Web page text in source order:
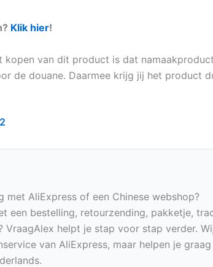
Klik hier!
kopen van dit product is dat
de douane. Daarmee krijg jij het product
met AliExpress of een Chinese webshop?
een bestelling, retourzending, pakketje,
VraagAlex helpt je stap voor stap verder.
van AliExpress, maar helpen je